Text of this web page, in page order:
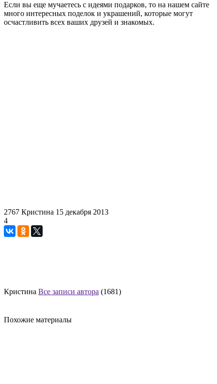
Если вы еще мучаетесь с идеями подарков, то на нашем сайте
много интересных поделок и украшений, которые могут
осчастливить всех ваших друзей и знакомых.
2767 Кристина 15 декабря 2013
4
Кристина Все записи автора (1681)
Похожие материалы